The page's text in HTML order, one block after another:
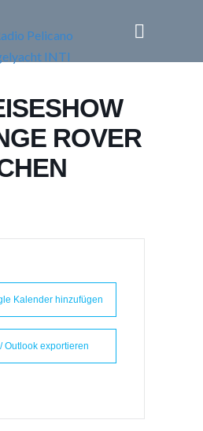
ROVER
Kalender hinzufügen
Outlook exportieren